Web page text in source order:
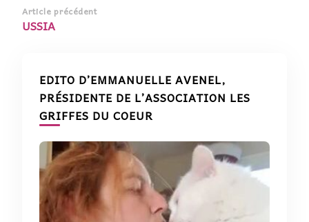
Navigation
d’article
Article précédent
USSIA
EDITO D’EMMANUELLE AVENEL,
PRÉSIDENTE DE L’ASSOCIATION LES
GRIFFES DU COEUR